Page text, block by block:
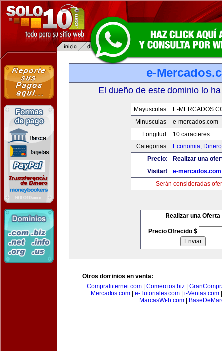
e-
El dueño de este dominio lo
Mayusculas:
E-
Minusculas:
e-mercados.com
Longitud:
10 caracteres
Categorias:
Economia,
Precio:
Realizar una
Visitar!
e-mercados.com
Serán consideradas
Realizar una Oferta
Precio Ofrecido $
Otros dominios en venta:
CompraInternet.com| Comercios.biz|
Mercados.com
e-Tutoriales.com i-Ventas.com
MarcasWeb.com